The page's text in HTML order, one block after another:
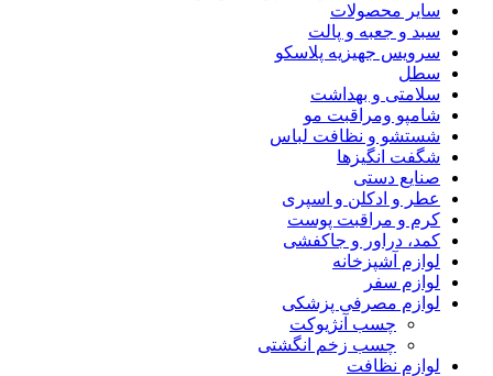
سایر محصولات
سبد و جعبه و پالت
سرویس جهیزیه پلاسکو
سطل
سلامتی و بهداشت
شامپو ومراقبت مو
شستشو و نظافت لباس
شگفت انگیزها
صنایع دستی
عطر و ادکلن و اسپری
کرم و مراقبت پوست
کمد، دراور و جاکفشی
لوازم آشپزخانه
لوازم سفر
لوازم مصرفی پزشکی
چسب آنژیوکت
چسب زخم انگشتی
لوازم نظافت